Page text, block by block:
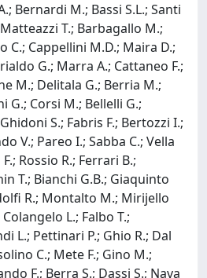
Bernardi M.; Bassi S.L.; Santi
T.; Barbagallo M.;
C.; Cappellini M.D.; Maira D.;
G.; Marra A.; Cattaneo F.;
M.; Delitala G.; Berria M.;
G.; Corsi M.; Bellelli G.;
S.; Fabris F.; Bertozzi I.;
V.; Pareo I.; Sabba C.; Vella
Rossio R.; Ferrari B.;
T.; Bianchi G.B.; Giaquinto
R.; Montalto M.; Mirijello
L.; Falbo T.;
L.; Pettinari P.; Ghio R.; Dal
C.; Mete F.; Gino M.;
F.; Berra S.; Dassi S.; Nava